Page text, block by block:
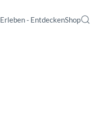
Erleben - EntdeckenShop